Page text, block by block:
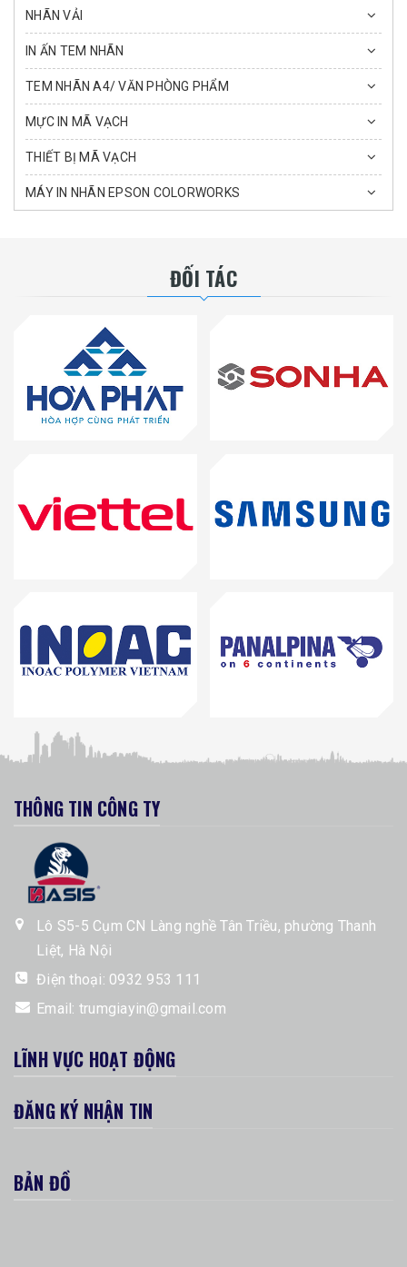
NHÃN VẢI
IN ẤN TEM NHÃN
TEM NHÃN A4/ VĂN PHÒNG PHẨM
MỰC IN MÃ VẠCH
THIẾT BỊ MÃ VẠCH
MÁY IN NHÃN EPSON COLORWORKS
ĐỐI TÁC
THÔNG TIN CÔNG TY
Lô S5-5 Cụm CN Làng nghề Tân Triều, phường Thanh
Liệt, Hà Nội
Điện thoại: 0932 953 111
Email: trumgiayin@gmail.com
LĨNH VỰC HOẠT ĐỘNG
ĐĂNG KÝ NHẬN TIN
BẢN ĐỒ